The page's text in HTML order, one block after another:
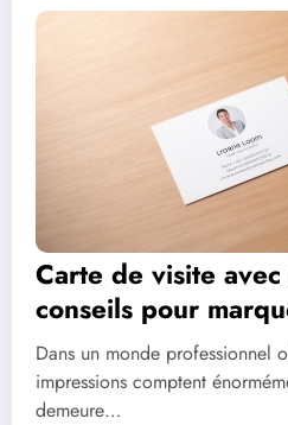
Carte de visite
conseils pour
développer votre
professionnel
Dans un monde professionnel
impressions comptent
demeure…